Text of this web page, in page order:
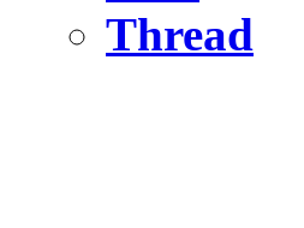
Thread